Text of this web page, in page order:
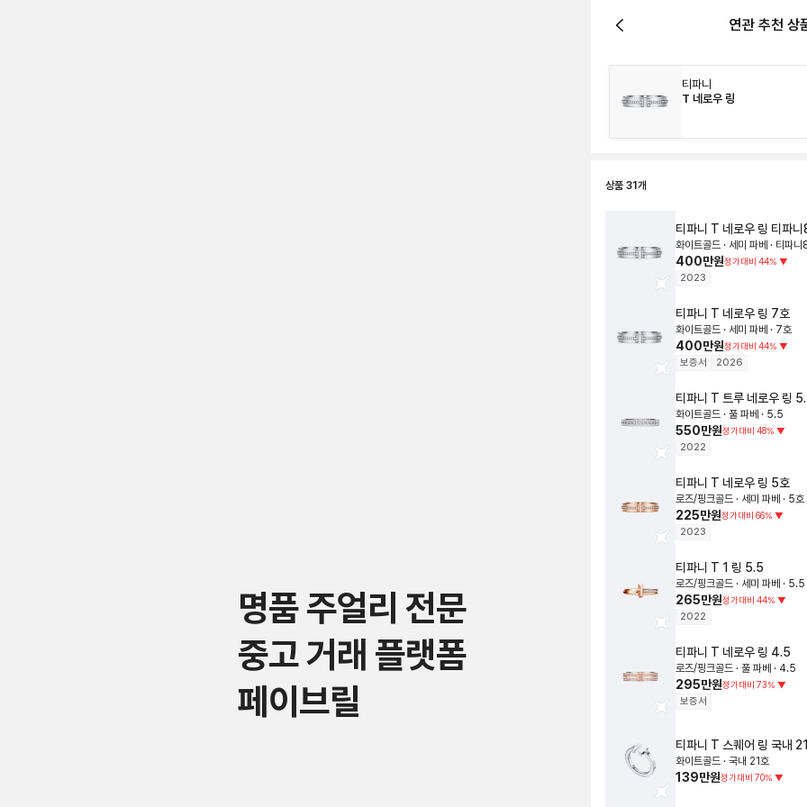
명품 주얼리 전문
중고 거래 플랫폼
페이브릴
연관 추천 상
티파니
T 네로우 링
상품 31 개
티파니 T 네로우 링 티파
화이트골드 · 세미 파베 · 티파니
400만원정가대비 44% ▼
2023
티파니 T 네로우 링 7호
화이트골드 · 세미 파베 · 7호
400만원정가대비 44% ▼
보증서 2026
티파니 T 트루 네로우 링
화이트골드 · 풀 파베 · 5.5
550만원정가대비 48% ▼
2022
티파니 T 네로우 링 5호
로즈/핑크골드 · 세미 파베 · 5호
225만원정가대비 66% ▼
2023
티파니 T 1 링 5.5
로즈/핑크골드 · 세미 파베 · 5.5
265만원정가대비 44% ▼
2022
티파니 T 네로우 링 4.5
로즈/핑크골드 · 풀 파베 · 4.5
295만원정가대비 73% ▼
보증서
티파니 T 스퀘어 링 국내
화이트골드 · 국내 21호
139만원정가대비 70% ▼